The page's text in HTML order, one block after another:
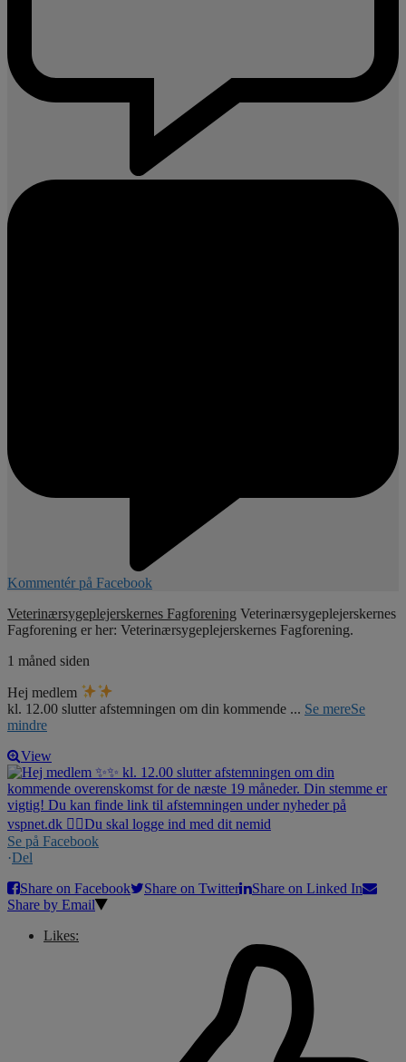
Kommentér på Facebook
Veterinærsygeplejerskernes Fagforening Veterinærsygeplejerskernes
Fagforening er her: Veterinærsygeplejerskernes Fagforening.
1 måned siden
Hej medlem
kl. 12.00 slutter afstemningen om din kommende ... Se mereSe
mindre
View
Se på Facebook
·Del
Share on Facebook
Share on Twitter
Share on Linked In
Share by Email
Likes: